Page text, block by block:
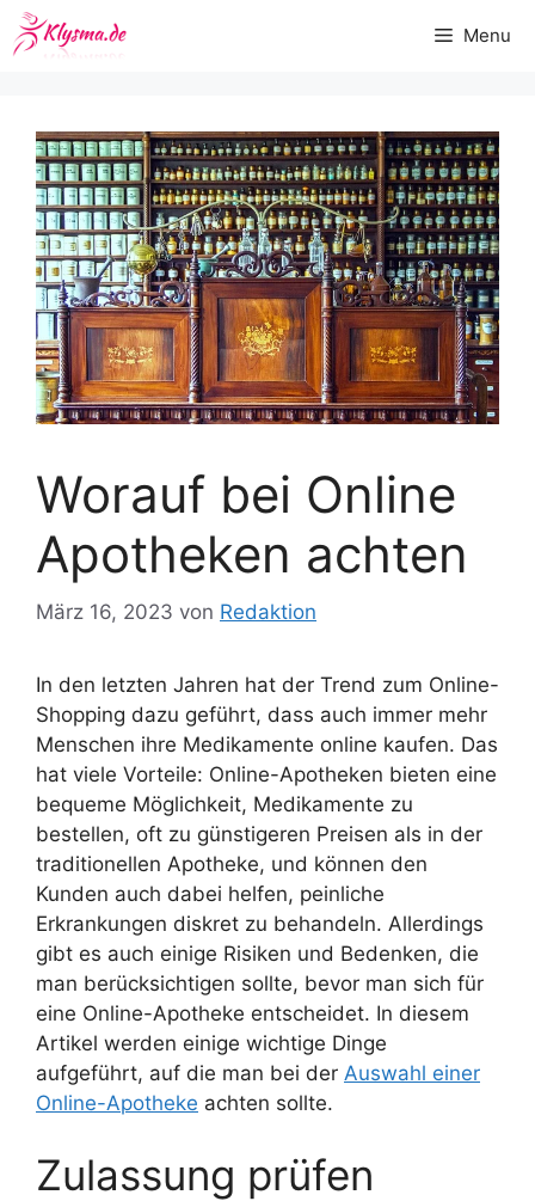
Zum
Inhalt
Menu
Worauf bei Online
Apotheken achten
März 16, 2023 von Redaktion
In den letzten Jahren hat der Trend zum Online-
Shopping dazu geführt, dass auch immer mehr
Menschen ihre Medikamente online kaufen. Das
hat viele Vorteile: Online-Apotheken bieten eine
bequeme Möglichkeit, Medikamente zu
bestellen, oft zu günstigeren Preisen als in der
traditionellen Apotheke, und können den
Kunden auch dabei helfen, peinliche
Erkrankungen diskret zu behandeln. Allerdings
gibt es auch einige Risiken und Bedenken, die
man berücksichtigen sollte, bevor man sich für
eine Online-Apotheke entscheidet. In diesem
Artikel werden einige wichtige Dinge
aufgeführt, auf die man bei der Auswahl einer
Online-Apotheke achten sollte.
Zulassung prüfen